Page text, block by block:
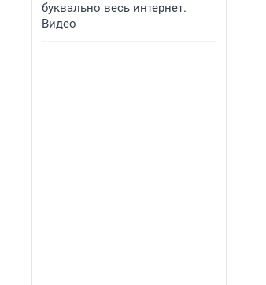
буквально весь интернет.
Видео